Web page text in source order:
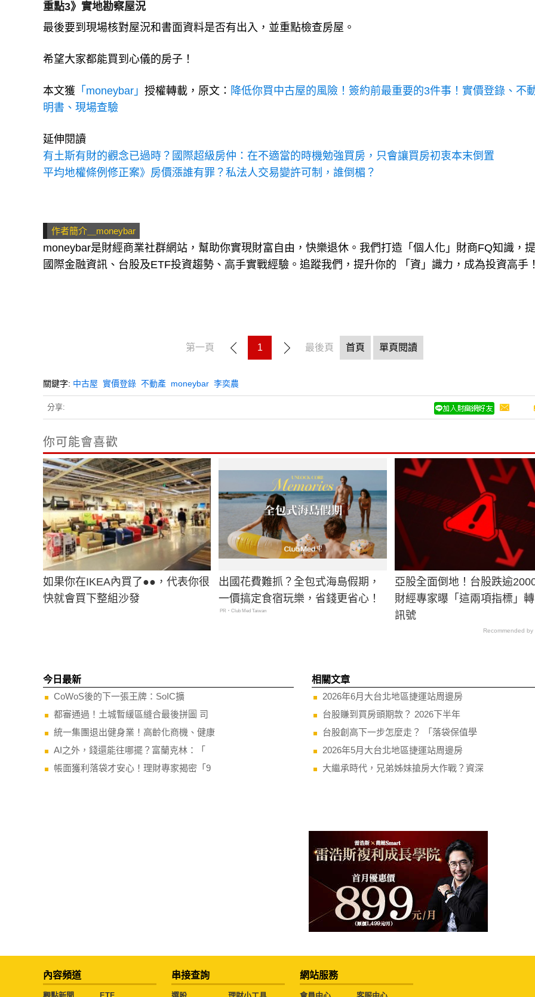
重點3》實地勘察屋況
最後要到現場核對屋況和書面資料是否有出入，並重點檢查房屋。
希望大家都能買到心儀的房子！
本文獲 「moneybar」 授權轉載，原文： 降低你買中古屋的風險！簽約前最重要的3件事！實價登錄、不
明書、現場查驗
延伸閱讀
有土斯有財的觀念已過時？國際超級房仲：在不適當的時機勉強買房，只會讓買房初衷本末倒置
平均地權條例修正案》房價漲誰有罪？私法人交易變許可制，誰倒楣？
作者簡介＿moneybar
moneybar是財經商業社群網站，幫助你實現財富自由，快樂退休。我們打造「個人化」財商FQ知識，
國際金融資訊、台股及ETF投資趨勢、高手實戰經驗。追蹤我們，提升你的 「資」識力，成為投資高手
第一頁 1 最後頁 首頁 單頁閱讀
關鍵字: 中古屋 實價登錄 不動產 moneybar 李奕農
分享:
你可能會喜歡
如果你在IKEA內買了●●，代表你很
快就會買下整組沙發
出國花費難抓？全包式海島假期，
一價搞定食宿玩樂，省錢更省心！
PR・Club Med Taiwan
亞股全面倒地！台股跌逾
財經專家曝「這兩項指標」
訊號
Recommended by
今日最新
CoWoS後的下一張王牌：SoIC擴
都審通過！土城暫緩區縫合最後拼圖 司
統一集團退出健身業！高齡化商機、健康
AI之外，錢還能往哪擺？富蘭克林：「
帳面獲利落袋才安心！理財專家揭密「9
相關文章
2026年6月大台北地區捷運站周邊房
台股賺到買房頭期款？ 2026下半年
台股創高下一步怎麼走？ 「落袋保值學
2026年5月大台北地區捷運站周邊房
大繼承時代，兄弟姊妹搶房大作戰？資深
內容頻道 串接查詢 網站服務